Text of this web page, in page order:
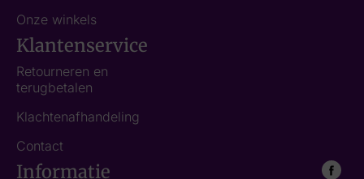
Onze winkels
Klantenservice
Retourneren en
terugbetalen
Klachtenafhandeling
Contact
Informatie